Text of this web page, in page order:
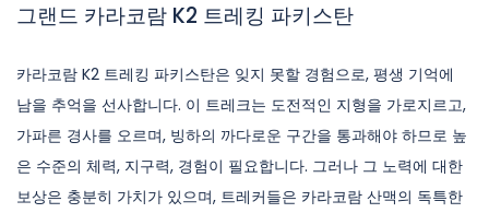
그랜드 카라코람 K2 트레킹 파키스탄
카라코람 K2 트레킹 파키스탄은 잊지 못할 경험으로, 평생 기억에
남을 추억을 선사합니다. 이 트레크는 도전적인 지형을 가로지르고,
가파른 경사를 오르며, 빙하의 까다로운 구간을 통과해야 하므로 높
은 수준의 체력, 지구력, 경험이 필요합니다. 그러나 그 노력에 대한
보상은 충분히 가치가 있으며, 트레커들은 카라코람 산맥의 독특한